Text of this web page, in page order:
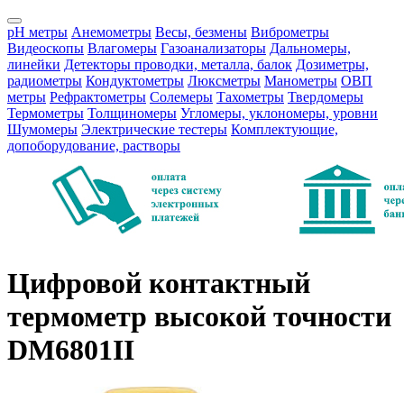
pH метры Анемометры Весы, безмены Виброметры
Видеоскопы Влагомеры Газоанализаторы Дальномеры,
линейки Детекторы проводки, металла, балок Дозиметры,
радиометры Кондуктометры Люксметры Манометры ОВП
метры Рефрактометры Солемеры Тахометры Твердомеры
Термометры Толщиномеры Угломеры, уклономеры, уровни
Шумомеры Электрические тестеры Комплектующие,
допоборудование, растворы
Цифровой контактный
термометр высокой точности
DM6801II